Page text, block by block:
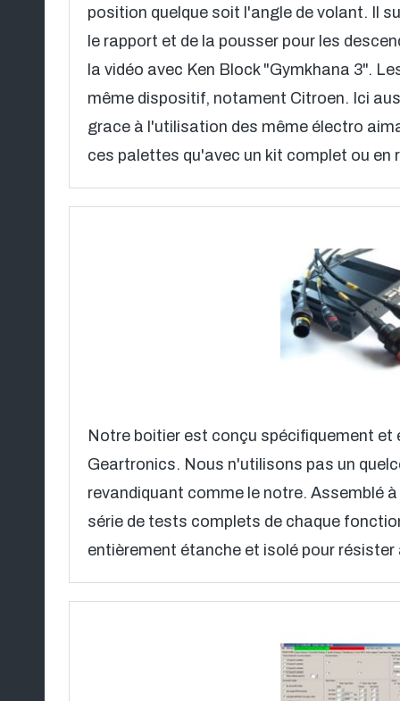
position quelque soit l'angle de volant. Il
le rapport et de la pousser pour les
la vidéo avec Ken Block "Gymkhana 3".
même dispositif, notament Citroen. Ici
grace à l'utilisation des même électro
ces palettes qu'avec un kit complet ou en
Notre boitier est conçu spécifiquement
Geartronics. Nous n'utilisons pas un
revandiquant comme le notre. Assemblé
série de tests complets de chaque
entièrement étanche et isolé pour